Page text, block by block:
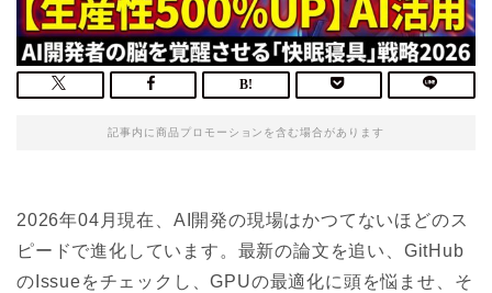
記事内に商品プロモーションを含む場合があります
2026年04月現在、AI開発の現場はかつてないほどのス
ピードで進化しています。最新の論文を追い、GitHub
のIssueをチェックし、GPUの最適化に頭を悩ませ、そ